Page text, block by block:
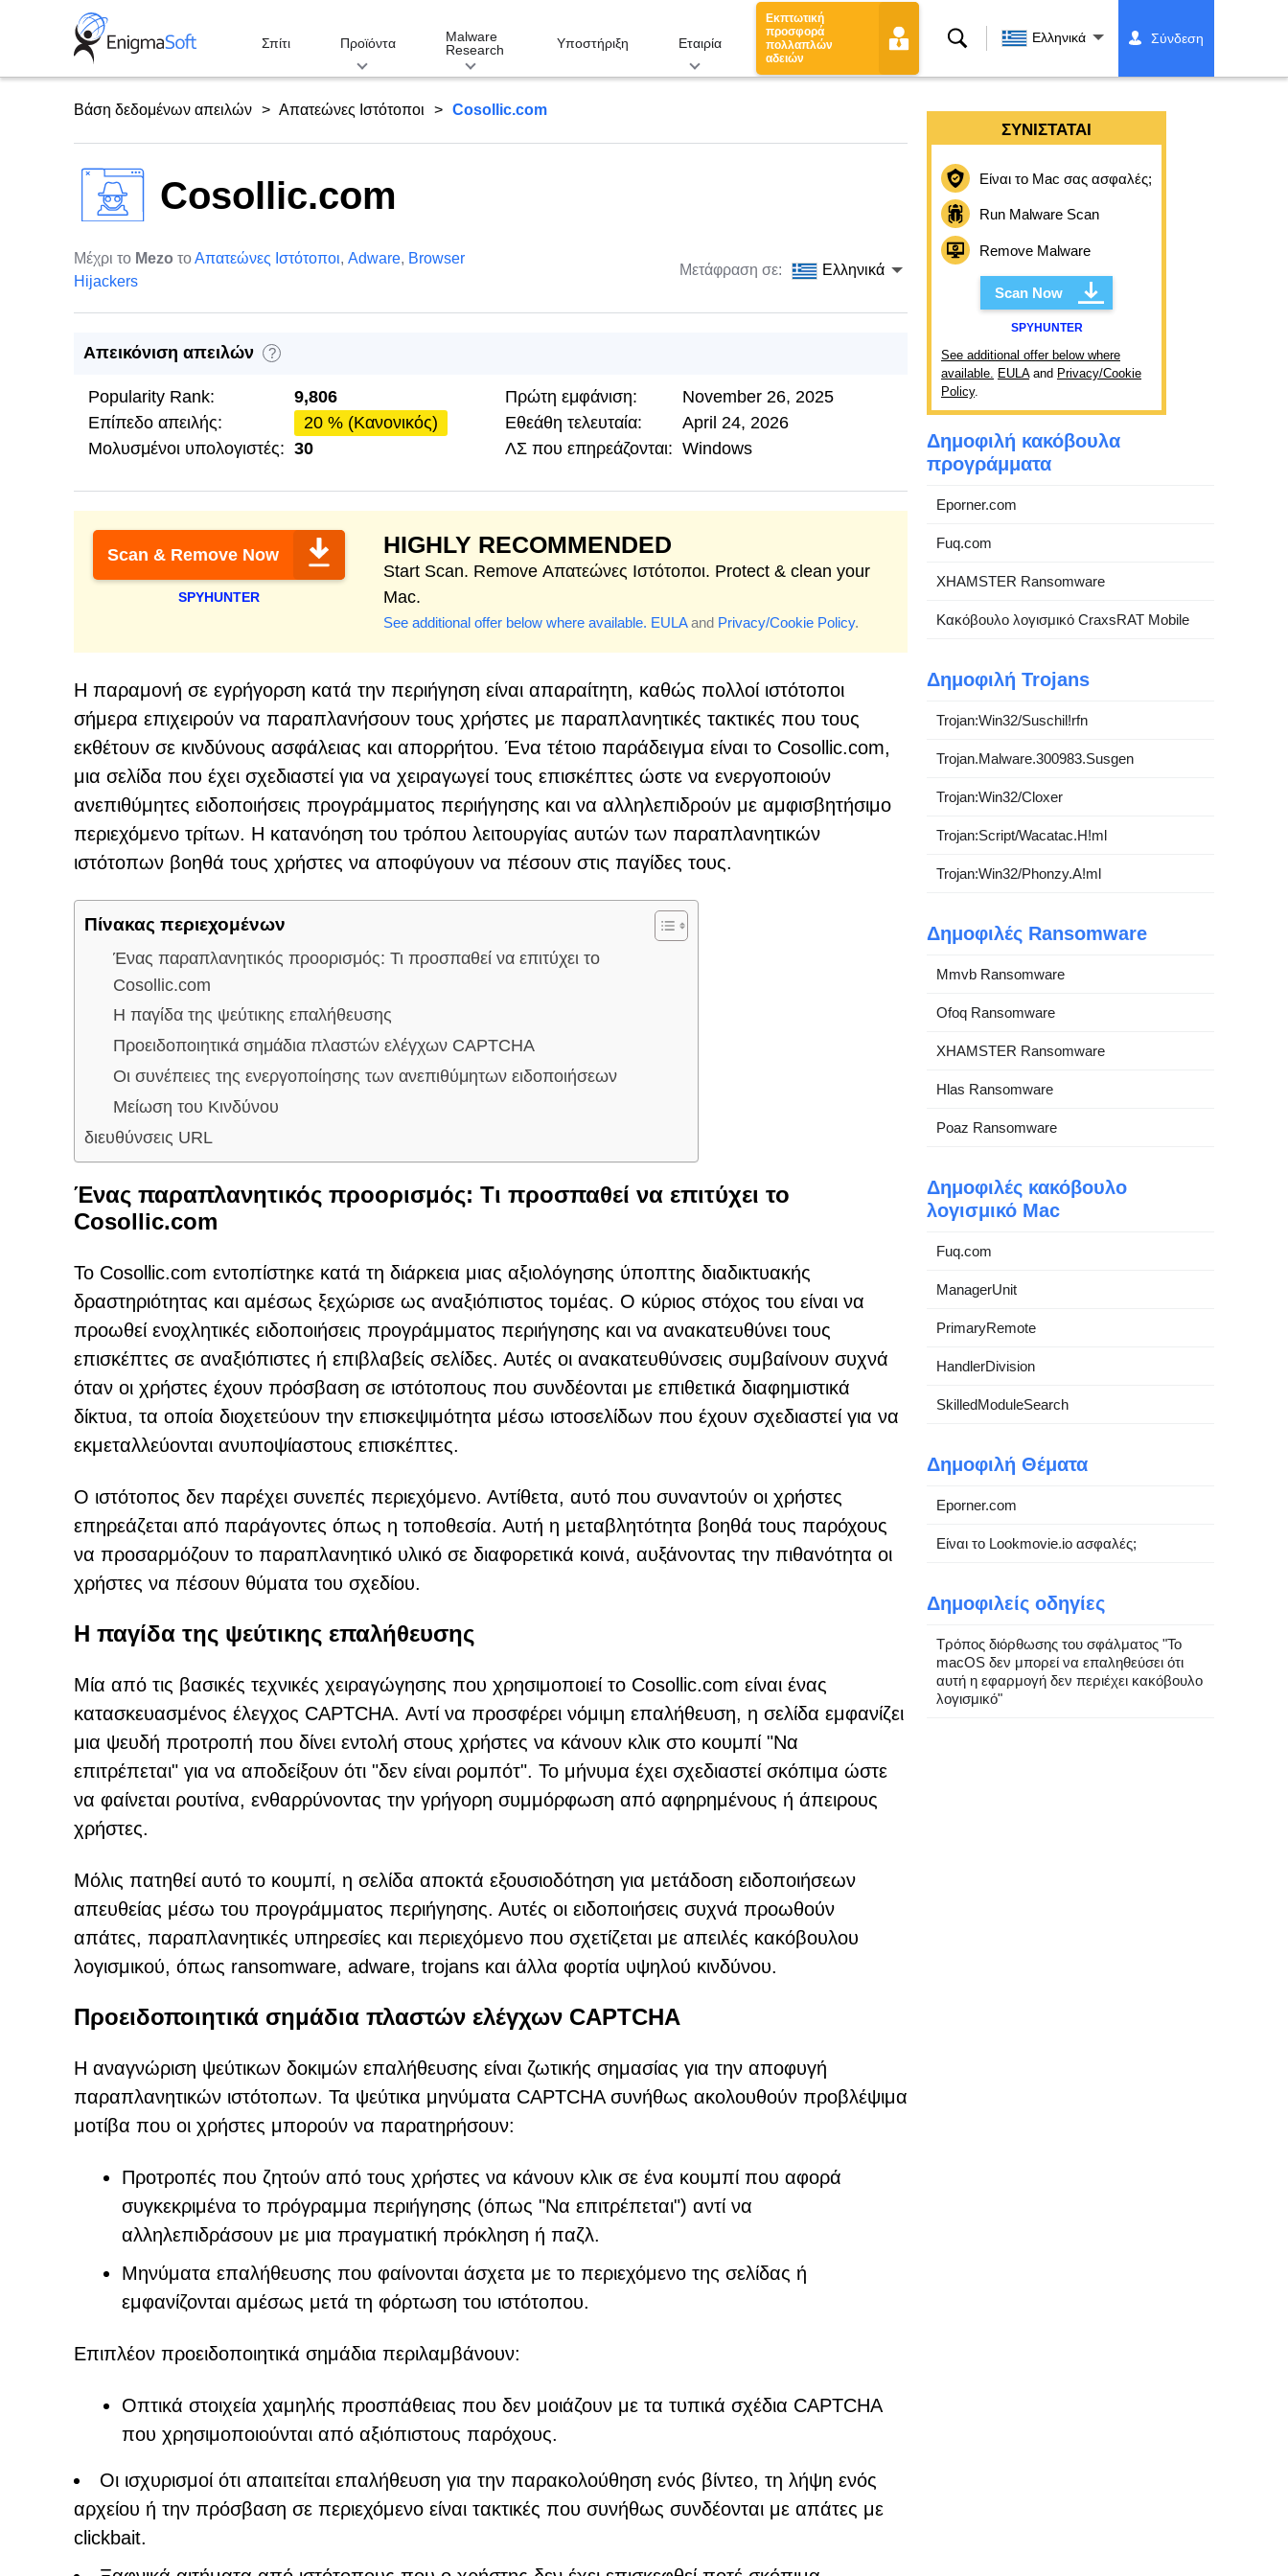
Σπίτι Προϊόντα
Malware
Research
Υποστήριξη Εταιρία
Εκπτωτική
προσφορά
πολλαπλών
αδειών
Αναζήτηση Ελληνικά Σύνδεση
Βάση δεδομένων απειλών Απατεώνες Ιστότοποι Cosollic.com
Cosollic.com
Μέχρι το Mezo τοΑπατεώνες Ιστότοποι, Adware, Browser
Hijackers
Μετάφραση σε: Ελληνικά
Απεικόνιση απειλών ?
Popularity Rank:
9,806
Επίπεδο απειλής:
20 % (Κανονικός)
Μολυσμένοι υπολογιστές: 30
Πρώτη εμφάνιση:
November 26, 2025
Εθεάθη τελευταία:
April 24, 2026
ΛΣ που επηρεάζονται: Windows
Scan & Remove Now
SPYHUNTER
HIGHLY RECOMMENDED
Start Scan. Remove Απατεώνες Ιστότοποι. Protect & clean your
Mac.
See additional offer below where available. EULAand Privacy/Cookie Policy.
Η παραμονή σε εγρήγορση κατά την περιήγηση είναι απαραίτητη, καθώς πολλοί ιστότοποι
σήμερα επιχειρούν να παραπλανήσουν τους χρήστες με παραπλανητικές τακτικές που τους
εκθέτουν σε κινδύνους ασφάλειας και απορρήτου. Ένα τέτοιο παράδειγμα είναι το Cosollic.com,
μια σελίδα που έχει σχεδιαστεί για να χειραγωγεί τους επισκέπτες ώστε να ενεργοποιούν
ανεπιθύμητες ειδοποιήσεις προγράμματος περιήγησης και να αλληλεπιδρούν με αμφισβητήσιμο
περιεχόμενο τρίτων. Η κατανόηση του τρόπου λειτουργίας αυτών των παραπλανητικών
ιστότοπων βοηθά τους χρήστες να αποφύγουν να πέσουν στις παγίδες τους.
Πίνακας περιεχομένων
Ένας παραπλανητικός προορισμός: Τι προσπαθεί να επιτύχει το
Cosollic.com
Η παγίδα της ψεύτικης επαλήθευσης
Προειδοποιητικά σημάδια πλαστών ελέγχων CAPTCHA
Οι συνέπειες της ενεργοποίησης των ανεπιθύμητων ειδοποιήσεων
Μείωση του Κινδύνου
διευθύνσεις URL
Ένας παραπλανητικός προορισμός: Τι προσπαθεί να επιτύχει το
Cosollic.com
Το Cosollic.com εντοπίστηκε κατά τη διάρκεια μιας αξιολόγησης ύποπτης διαδικτυακής
δραστηριότητας και αμέσως ξεχώρισε ως αναξιόπιστος τομέας. Ο κύριος στόχος του είναι να
προωθεί ενοχλητικές ειδοποιήσεις προγράμματος περιήγησης και να ανακατευθύνει τους
επισκέπτες σε αναξιόπιστες ή επιβλαβείς σελίδες. Αυτές οι ανακατευθύνσεις συμβαίνουν συχνά
όταν οι χρήστες έχουν πρόσβαση σε ιστότοπους που συνδέονται με επιθετικά διαφημιστικά
δίκτυα, τα οποία διοχετεύουν την επισκεψιμότητα μέσω ιστοσελίδων που έχουν σχεδιαστεί για να
εκμεταλλεύονται ανυποψίαστους επισκέπτες.
Ο ιστότοπος δεν παρέχει συνεπές περιεχόμενο. Αντίθετα, αυτό που συναντούν οι χρήστες
επηρεάζεται από παράγοντες όπως η τοποθεσία. Αυτή η μεταβλητότητα βοηθά τους παρόχους
να προσαρμόζουν το παραπλανητικό υλικό σε διαφορετικά κοινά, αυξάνοντας την πιθανότητα οι
χρήστες να πέσουν θύματα του σχεδίου.
Η παγίδα της ψεύτικης επαλήθευσης
Μία από τις βασικές τεχνικές χειραγώγησης που χρησιμοποιεί το Cosollic.com είναι ένας
κατασκευασμένος έλεγχος CAPTCHA. Αντί να προσφέρει νόμιμη επαλήθευση, η σελίδα εμφανίζει
μια ψευδή προτροπή που δίνει εντολή στους χρήστες να κάνουν κλικ στο κουμπί "Να
επιτρέπεται" για να αποδείξουν ότι "δεν είναι ρομπότ". Το μήνυμα έχει σχεδιαστεί σκόπιμα ώστε
να φαίνεται ρουτίνα, ενθαρρύνοντας την γρήγορη συμμόρφωση από αφηρημένους ή άπειρους
χρήστες.
Μόλις πατηθεί αυτό το κουμπί, η σελίδα αποκτά εξουσιοδότηση για μετάδοση ειδοποιήσεων
απευθείας μέσω του προγράμματος περιήγησης. Αυτές οι ειδοποιήσεις συχνά προωθούν
απάτες, παραπλανητικές υπηρεσίες και περιεχόμενο που σχετίζεται με απειλές κακόβουλου
λογισμικού, όπως ransomware, adware, trojans και άλλα φορτία υψηλού κινδύνου.
Προειδοποιητικά σημάδια πλαστών ελέγχων CAPTCHA
Η αναγνώριση ψεύτικων δοκιμών επαλήθευσης είναι ζωτικής σημασίας για την αποφυγή
παραπλανητικών ιστότοπων. Τα ψεύτικα μηνύματα CAPTCHA συνήθως ακολουθούν προβλέψιμα
μοτίβα που οι χρήστες μπορούν να παρατηρήσουν:
Προτροπές που ζητούν από τους χρήστες να κάνουν κλικ σε ένα κουμπί που αφορά
συγκεκριμένα το πρόγραμμα περιήγησης (όπως "Να επιτρέπεται") αντί να
αλληλεπιδράσουν με μια πραγματική πρόκληση ή παζλ.
Μηνύματα επαλήθευσης που φαίνονται άσχετα με το περιεχόμενο της σελίδας ή
εμφανίζονται αμέσως μετά τη φόρτωση του ιστότοπου.
Επιπλέον προειδοποιητικά σημάδια περιλαμβάνουν:
Οπτικά στοιχεία χαμηλής προσπάθειας που δεν μοιάζουν με τα τυπικά σχέδια CAPTCHA
που χρησιμοποιούνται από αξιόπιστους παρόχους.
Οι ισχυρισμοί ότι απαιτείται επαλήθευση για την παρακολούθηση ενός βίντεο, τη λήψη ενός
αρχείου ή την πρόσβαση σε περιεχόμενο είναι τακτικές που συνήθως συνδέονται με απάτες με
clickbait.
ΣΥΝΙΣΤΆΤΑΙ
Είναι το Mac σας ασφαλές;
Run Malware Scan
Remove Malware
Scan Now
SPYHUNTER
See additional offer below where
available. EULAand Privacy/Cookie
Policy.
Δημοφιλή κακόβουλα
προγράμματα
Eporner.com
Fuq.com
XHAMSTER Ransomware
Κακόβουλο λογισμικό CraxsRAT Mobile
Δημοφιλή Trojans
Trojan:Win32/Suschil!rfn
Trojan.Malware.300983.Susgen
Trojan:Win32/Cloxer
Trojan:Script/Wacatac.H!ml
Trojan:Win32/Phonzy.A!ml
Δημοφιλές Ransomware
Mmvb Ransomware
Ofoq Ransomware
XHAMSTER Ransomware
Hlas Ransomware
Poaz Ransomware
Δημοφιλές κακόβουλο
λογισμικό Mac
Fuq.com
ManagerUnit
PrimaryRemote
HandlerDivision
SkilledModuleSearch
Δημοφιλή Θέματα
Eporner.com
Είναι το Lookmovie.io ασφαλές;
Δημοφιλείς οδηγίες
Τρόπος διόρθωσης του σφάλματος "Το
macOS δεν μπορεί να επαληθεύσει ότι
αυτή η εφαρμογή δεν περιέχει κακόβουλο
λογισμικό"